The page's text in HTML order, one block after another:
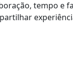
tempo e